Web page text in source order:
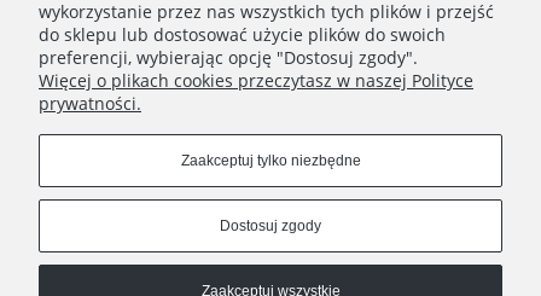
wykorzystanie przez nas wszystkich tych plików i przejść
do sklepu lub dostosować użycie plików do swoich
preferencji, wybierając opcję "Dostosuj zgody".
Więcej o plikach cookies przeczytasz w naszej Polityce
prywatności.
Zaakceptuj tylko niezbędne
Dostosuj zgody
Zaakceptuj wszystkie